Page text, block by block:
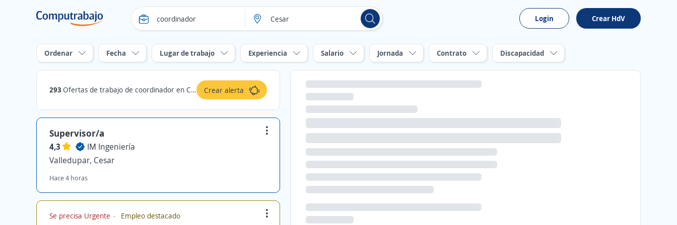
Login Crear HdV
Ordenar Fecha Lugar de trabajo Experiencia Salario Jornada Contrato Discapacidad
293 Ofertas de trabajo de coordinador en Cesar Crear alerta
Supervisor/a
4,3
IM Ingeniería
Valledupar, Cesar
Hace 4 horas
Se precisa Urgente Empleo destacado